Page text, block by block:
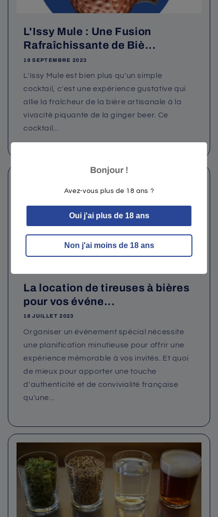
L'Issy Mule : Une Fusion
Rafraîchissante de Biè...
19 SEPTEMBRE 2023
L'Issy Mule est bien plus qu'un simple
cocktail, c'est une expérience gustative qui
allie la fraîcheur de la bière artisanale à la
vivacité piquante de la ginger beer. Ce
cocktail...
La location de tireuses à bières
pour vos événe...
18 JUILLET 2023
Organiser un événement spécial nécessite
une planification minutieuse pour offrir une
expérience mémorable à vos invités. Et quoi
de mieux pour apporter une touche
d'authenticité et de convivialité française
qu'une...
Bonjour !
Avez-vous plus de 18 ans ?
Oui j'ai plus de 18 ans
Non j'ai moins de 18 ans